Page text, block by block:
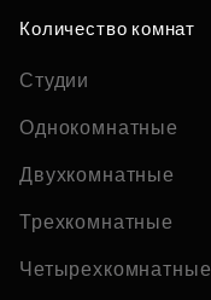
Количество комнат
Студии
Однокомнатные
Двухкомнатные
Трехкомнатные
Четырехкомнатные